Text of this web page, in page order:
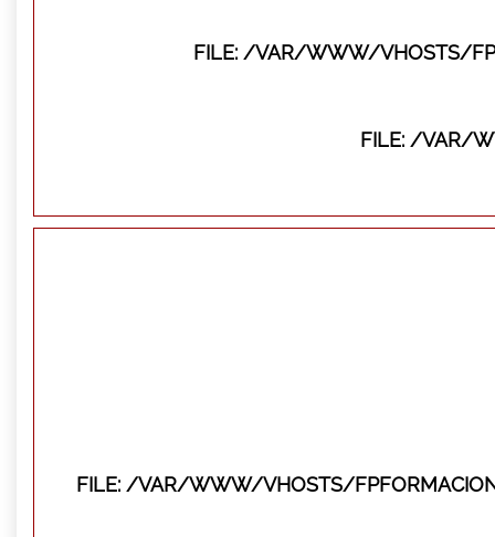
FILE: /VAR/WWW/VHOSTS/
FILE: /VAR/
FILE: /VAR/WWW/VHOSTS/